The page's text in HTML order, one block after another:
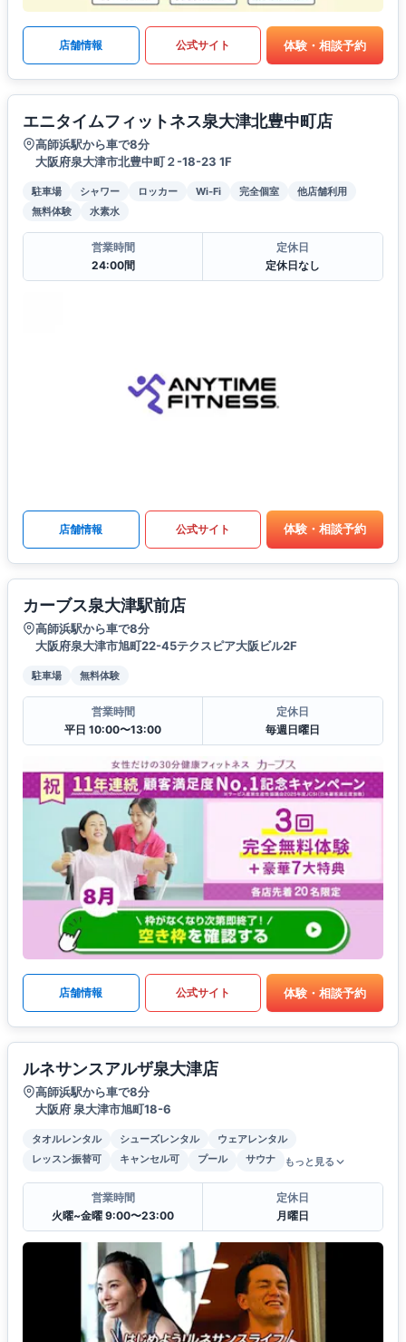
店舗情報 公式サイト 体験・相談予約
エニタイムフィットネス泉大津北豊中町店
高師浜駅から車で8分
大阪府泉大津市北豊中町２-18-23 1F
駐車場 シャワー ロッカー Wi-Fi 完全個室
他店舗利用
無料体験
水素水
営業時間
24:00間
定休日
定休日なし
店舗情報 公式サイト 体験・相談予約
カーブス泉大津駅前店
高師浜駅から車で8分
大阪府泉大津市旭町22-45テクスピア大阪ビル2F
駐車場 無料体験
営業時間
平日 10:00〜13:00
定休日
毎週日曜日
店舗情報 公式サイト 体験・相談予約
ルネサンスアルザ泉大津店
高師浜駅から車で8分
大阪府 泉大津市旭町18-6
タオルレンタル シューズレンタル
ウェアレンタル
レッスン振替可
キャンセル可 プール サウナ もっと見る
営業時間
火曜~金曜 9:00〜23:00
定休日
月曜日